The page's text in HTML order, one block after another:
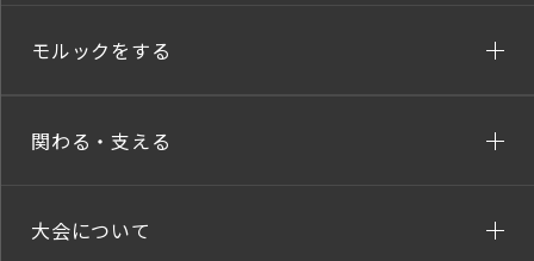
モルックをする
関わる・支える
大会について